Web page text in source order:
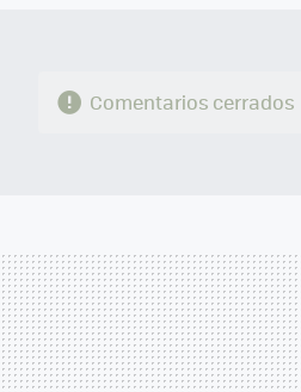
Comentarios cerrados